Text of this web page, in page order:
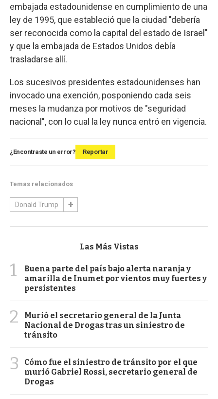
embajada estadounidense en cumplimiento de una
ley de 1995, que estableció que la ciudad "debería
ser reconocida como la capital del estado de Israel"
y que la embajada de Estados Unidos debía
trasladarse allí.
Los sucesivos presidentes estadounidenses han
invocado una exención, posponiendo cada seis
meses la mudanza por motivos de "seguridad
nacional", con lo cual la ley nunca entró en vigencia.
¿Encontraste un error? Reportar
Temas relacionados
Donald Trump
Las Más Vistas
1
Buena parte del país bajo alerta naranja y
amarilla de Inumet por vientos muy fuertes y
persistentes
2
Murió el secretario general de la Junta
Nacional de Drogas tras un siniestro de
tránsito
3
Cómo fue el siniestro de tránsito por el que
murió Gabriel Rossi, secretario general de
Drogas